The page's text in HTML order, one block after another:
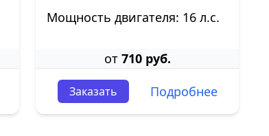
Мощность двигателя: 16 л.с.
от 710 руб.
Заказать Подробнее